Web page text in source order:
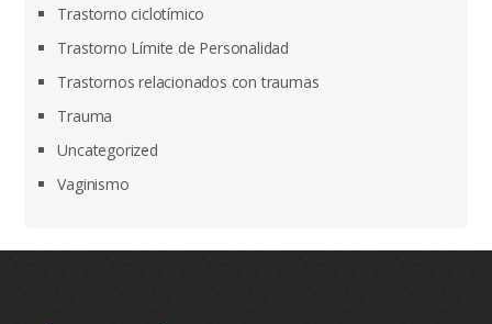
Trastorno ciclotímico
Trastorno Límite de Personalidad
Trastornos relacionados con traumas
Trauma
Uncategorized
Vaginismo